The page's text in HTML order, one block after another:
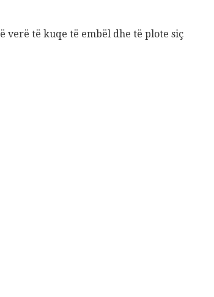
verë të kuqe të embël dhe të plote siç